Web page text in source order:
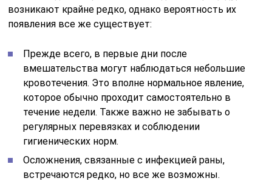
возникают крайне редко, однако вероятность их
появления все же существует:
Прежде всего, в первые дни после
вмешательства могут наблюдаться небольшие
кровотечения. Это вполне нормальное явление,
которое обычно проходит самостоятельно в
течение недели. Также важно не забывать о
регулярных перевязках и соблюдении
гигиенических норм.
Осложнения, связанные с инфекцией раны,
встречаются редко, но все же возможны.